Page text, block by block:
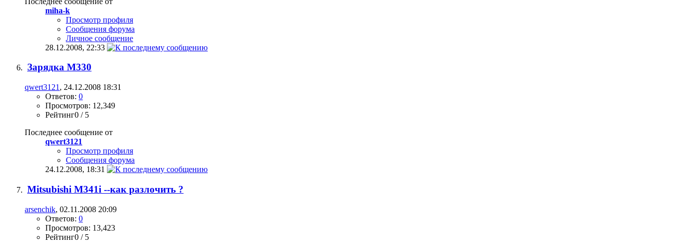
miha-k
Просмотр профиля
Сообщения форума
Личное сообщение
28.12.2008, 22:33
Зарядка М330
qwert3121 , 24.12.2008 18:31
Ответов: 0
Просмотров: 12,349
Рейтинг0 / 5
Последнее сообщение от
qwert3121
Просмотр профиля
Сообщения форума
24.12.2008, 18:31
Mitsubishi M341i --как разлочить ?
arsenchik, 02.11.2008 20:09
Ответов: 0
Просмотров: 13,423
Рейтинг0 / 5